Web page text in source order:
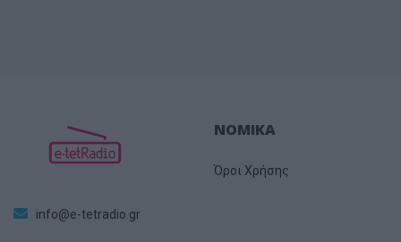
info@e-tetradio.gr
ΝΟΜΙΚΑ
Όροι Χρήσης